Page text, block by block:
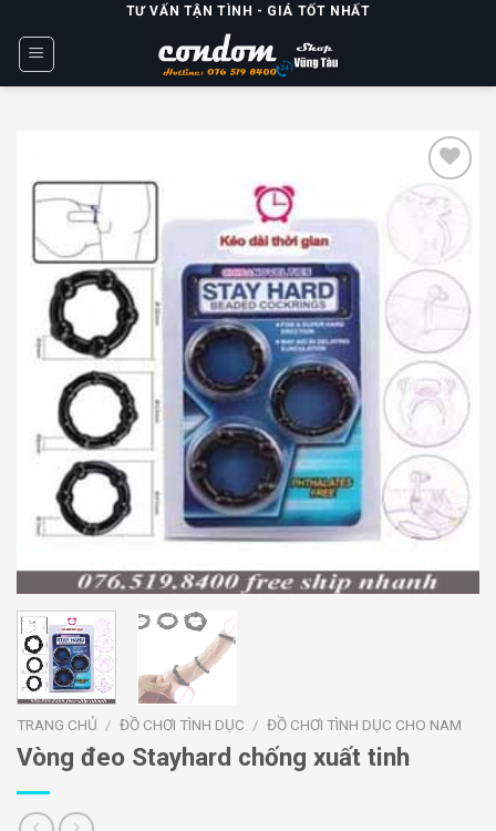
content
TƯ VẤN TẬN TÌNH - GIÁ TỐT NHẤT
wishlist
TRANG CHỦ / ĐỒ CHƠI TÌNH DỤC / ĐỒ CHƠI TÌNH DỤC CHO NAM
Vòng đeo Stayhard chống xuất tinh